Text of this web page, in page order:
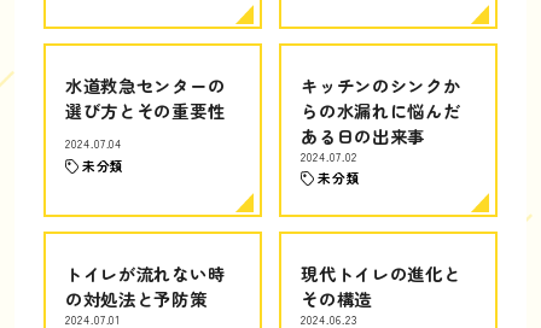
水道救急センターの
選び方とその重要性
2024.07.04
未分類
キッチンのシンクか
らの水漏れに悩んだ
ある日の出来事
2024.07.02
未分類
トイレが流れない時
の対処法と予防策
2024.07.01
現代トイレの進化と
その構造
2024.06.23